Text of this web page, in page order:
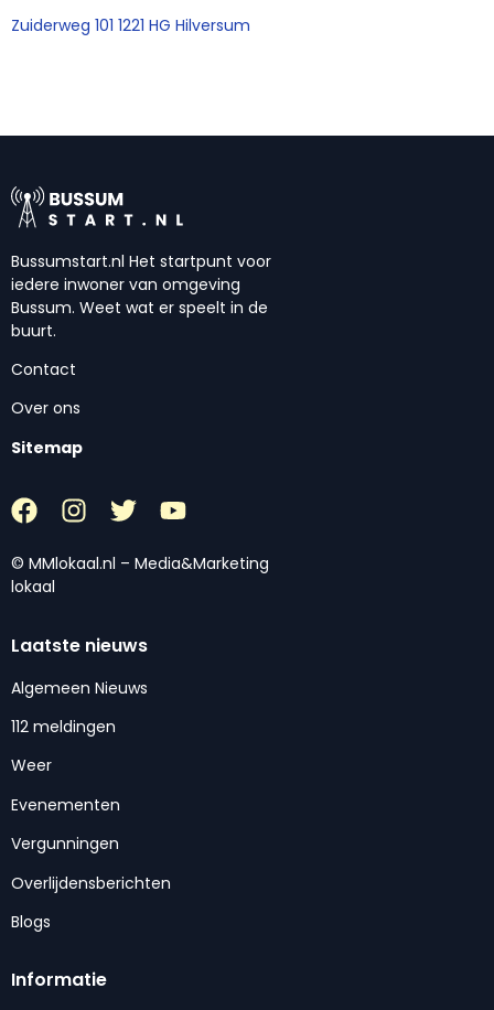
Zuiderweg 101 1221 HG Hilversum
Bussumstart.nl Het startpunt voor
iedere inwoner van omgeving
Bussum. Weet wat er speelt in de
buurt.
Contact
Over ons
Sitemap
© MMlokaal.nl – Media&Marketing
lokaal
Laatste nieuws
Algemeen Nieuws
112 meldingen
Weer
Evenementen
Vergunningen
Overlijdensberichten
Blogs
Informatie